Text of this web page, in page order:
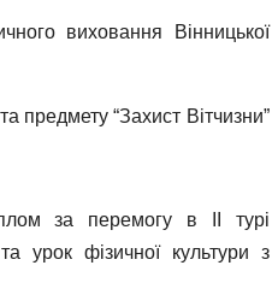
виховання Вінницької
предмету “Захист Вітчизни”
за перемогу в ІІ турі
урок фізичної культури з